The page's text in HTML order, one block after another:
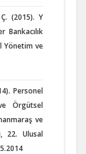
(2015). Y
Bankacılık
Yönetim ve
Personel
Örgütsel
ve
22. Ulusal